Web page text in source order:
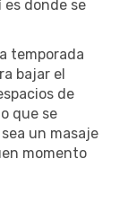
es donde se
temporada
bajar el
de
que se
un masaje
momento